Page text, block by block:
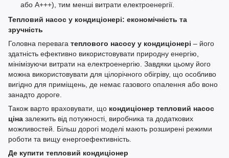
або A+++), тим менші витрати електроенергії.
Тепловий насос у кондиціонері: економічність та
зручність
Головна перевага теплового насосу у кондиціонері – його
здатність ефективно використовувати природну енергію,
мінімізуючи витрати на електроенергію. Завдяки цьому його
можна використовувати для цілорічного обігріву, що особливо
вигідно для приміщень, де немає газового опалення або воно
занадто дороге.
Також варто враховувати, що кондиціонер тепловий насос
ціна залежить від потужності, виробника та додаткових
можливостей. Більш дорогі моделі мають розширені режими
роботи та вищу енергоефективність.
Де купити тепловий кондиціонер